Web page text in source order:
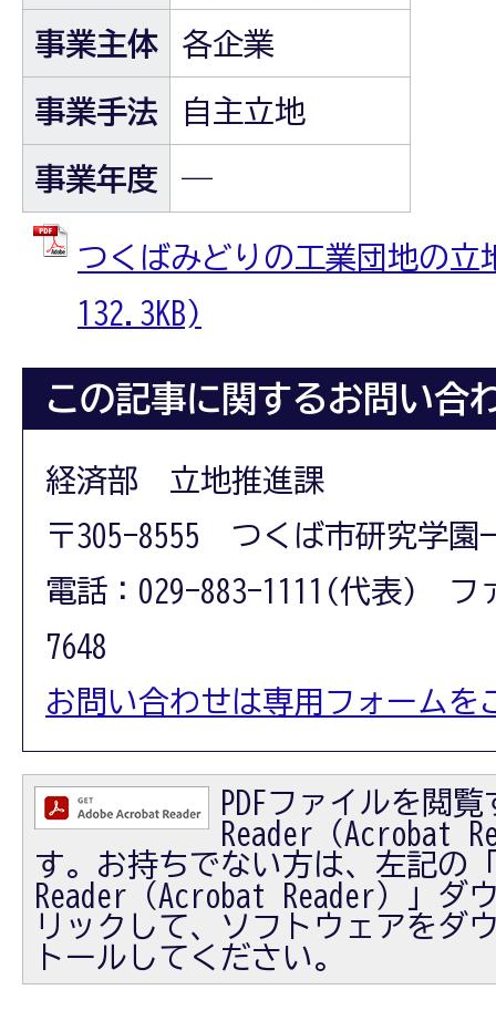
事業主体 各企業
事業手法 自主立地
事業年度 ―
つくばみどりの工業団地の立
132.3KB)
この記事に関するお問い合
経済部 立地推進課
〒305-8555 つくば市研究学園
電話：029-883-1111(代表) フ
7648
お問い合わせは専用フォームを
PDFファイルを閲
Reader（Acrobat
す。お持ちでない方は、左記の
Reader（Acrobat Reader）」ダ
リックして、ソフトウェアをダ
トールしてください。